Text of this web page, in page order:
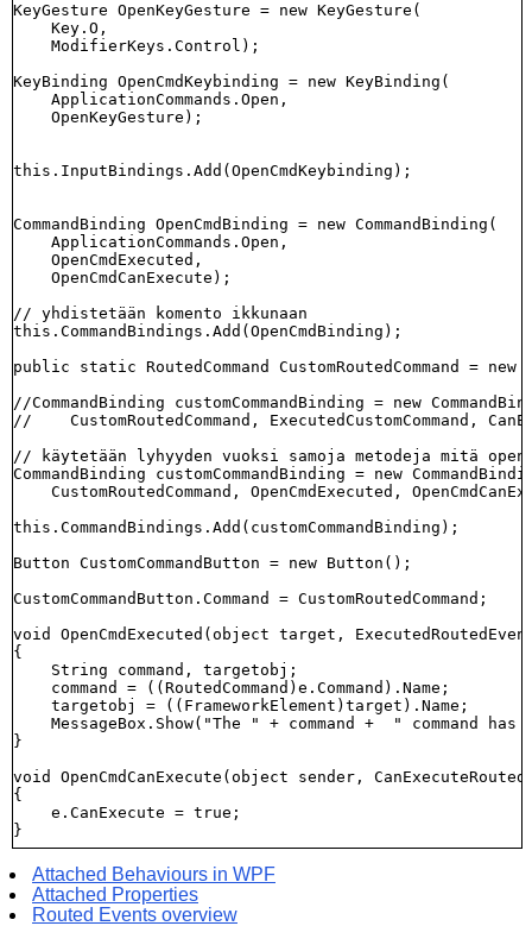
KeyGesture OpenKeyGesture = new KeyGesture(
    Key.O,
    ModifierKeys.Control);
KeyBinding OpenCmdKeybinding = new KeyBinding(
    ApplicationCommands.Open,
    OpenKeyGesture);
this.InputBindings.Add(OpenCmdKeybinding);
CommandBinding OpenCmdBinding = new CommandBinding(
    ApplicationCommands.Open,
    OpenCmdExecuted,
    OpenCmdCanExecute);
// yhdistetään komento ikkunaan
this.CommandBindings.Add(OpenCmdBinding);
public static RoutedCommand CustomRoutedCommand = new
//CommandBinding customCommandBinding = new
//    CustomRoutedCommand, ExecutedCustomCommand,
// käytetään lyhyyden vuoksi samoja metodeja mitä open-
CommandBinding customCommandBinding = new
CustomRoutedCommand, OpenCmdExecuted,
this.CommandBindings.Add(customCommandBinding);
Button CustomCommandButton = new Button();
CustomCommandButton.Command = CustomRoutedCommand;
void OpenCmdExecuted(object target,
{
    String command, targetobj;
    command = ((RoutedCommand)e.Command).Name;
    targetobj = ((FrameworkElement)target).Name;
MessageBox.Show("The " + command +  " command has
}
void OpenCmdCanExecute(object sender,
{
    e.CanExecute = true;
Attached Behaviours in WPF
Attached Properties
Routed Events overview